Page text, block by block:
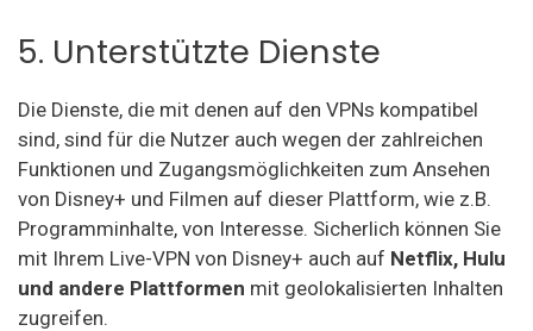
5. Unterstützte Dienste
Die Dienste, die mit denen auf den VPNs kompatibel
sind, sind für die Nutzer auch wegen der zahlreichen
Funktionen und Zugangsmöglichkeiten zum Ansehen
von Disney+ und Filmen auf dieser Plattform, wie z.B.
Programminhalte, von Interesse. Sicherlich können Sie
mit Ihrem Live-VPN von Disney+ auch auf Netflix, Hulu
und andere Plattformen mit geolokalisierten Inhalten
zugreifen.